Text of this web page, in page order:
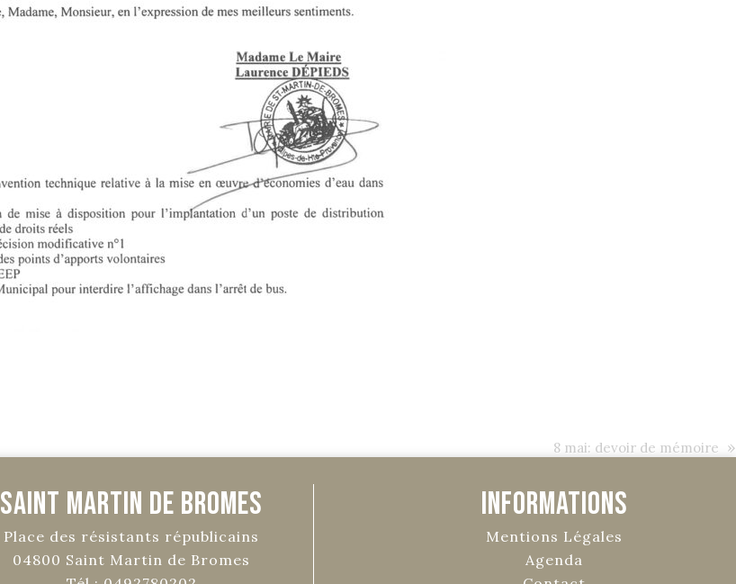
8 mai: devoir de mémoire »
Saint Martin de Bromes
Place des résistants républicains
04800 Saint Martin de Bromes
Informations
Mentions Légales
Agenda